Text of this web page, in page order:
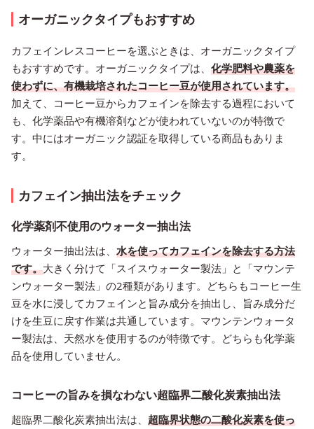
オーガニックタイプもおすすめ
カフェインレスコーヒーを選ぶときは、オーガニックタイプ
もおすすめです。オーガニックタイプは、 化学肥料や農薬を
使わずに、有機栽培されたコーヒー豆が使用されています。
加えて、コーヒー豆からカフェインを除去する過程において
も、化学薬品や有機溶剤などが使われていないのが特徴で
す。中にはオーガニック認証を取得している商品もありま
す。
カフェイン抽出法をチェック
化学薬剤不使用のウォーター抽出法
ウォーター抽出法は、 水を使ってカフェインを除去する方法
です。大きく分けて「スイスウォーター製法」と「マウンテ
ンウォーター製法」の2種類があります。どちらもコーヒー生
豆を水に浸してカフェインと旨み成分を抽出し、旨み成分だ
けを生豆に戻す作業は共通しています。マウンテンウォータ
ー製法は、天然水を使用するのが特徴です。どちらも化学薬
品を使用していません。
コーヒーの旨みを損なわない超臨界二酸化炭素抽出法
超臨界二酸化炭素抽出法は、 超臨界状態の二酸化炭素を使っ